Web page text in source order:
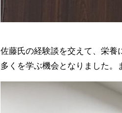
佐藤氏の経験談を交えて、栄養
多くを学ぶ機会となりました。